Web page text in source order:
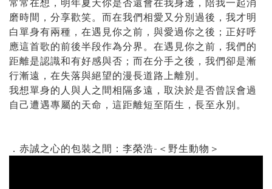
磨時間，分享歡笑。而在我們相愛又分別過後，我才明
白單身有兩種，在遇見你之前，與愛過你之後；正好呼
應這首歌的前後半段作為分界。在遇見你之前，我們的
距離是認識和有好感與否；而在分手之後，我們卻是漸
行漸遠，在失落與絕望的漫長道路上離別。
我想單身的人與人之間相隔多遠，取決於是否曾誤會過
自己遭遇專屬的天命，這距離短至陌生，長至永別。
．赤誠之心的包裝之間：李榮浩-＜野生動物＞